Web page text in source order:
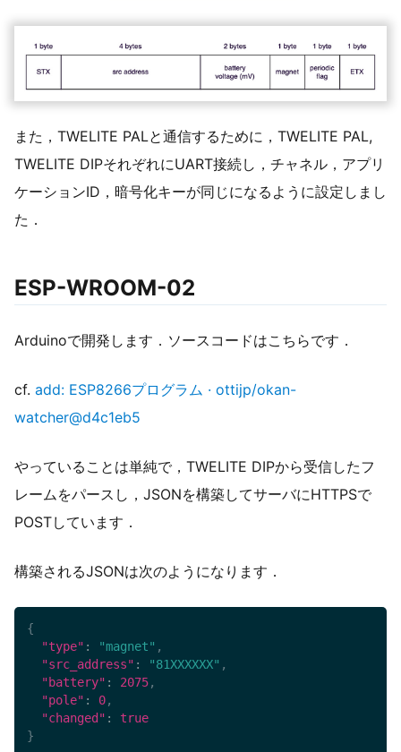
また，TWELITE PALと通信するために，TWELITE PAL,
TWELITE DIPそれぞれにUART接続し，チャネル，アプリ
ケーションID，暗号化キーが同じになるように設定しまし
た．
ESP-WROOM-02
Arduinoで開発します．ソースコードはこちらです．
cf. add: ESP8266プログラム · ottijp/okan-
watcher@d4c1eb5
やっていることは単純で，TWELITE DIPから受信したフ
レームをパースし，JSONを構築してサーバにHTTPSで
POSTしています．
構築されるJSONは次のようになります．
{
"type" : "magnet" ,
"src_address" : "81XXXXXX" ,
"battery" : 2075,
"pole" : 0,
"changed" :
true
}